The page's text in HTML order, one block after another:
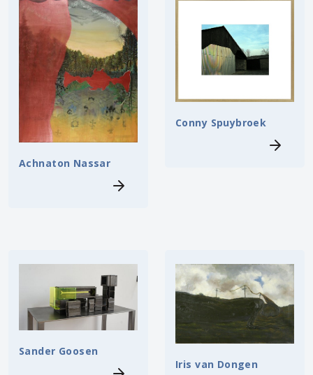
Achnaton Nassar
Conny Spuybroek
Sander Goosen
Iris van Dongen